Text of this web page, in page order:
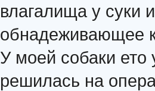
влагалища у суки
обнадеживающее
У моей собаки ето
решилась на